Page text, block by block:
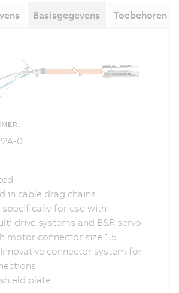
Basisgegevens Toebehoren
0
in cable drag chains
specifically for use with
drive systems and B&R servo
motor connector size 1.5
connector system for
plate